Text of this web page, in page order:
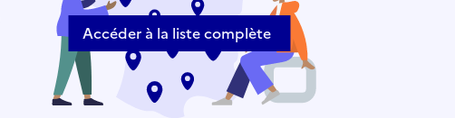
Accéder à la liste complète